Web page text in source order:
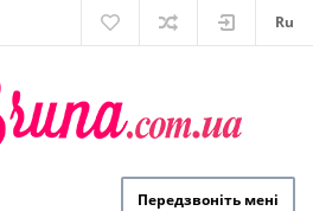
Ru
Передзвоніть мені